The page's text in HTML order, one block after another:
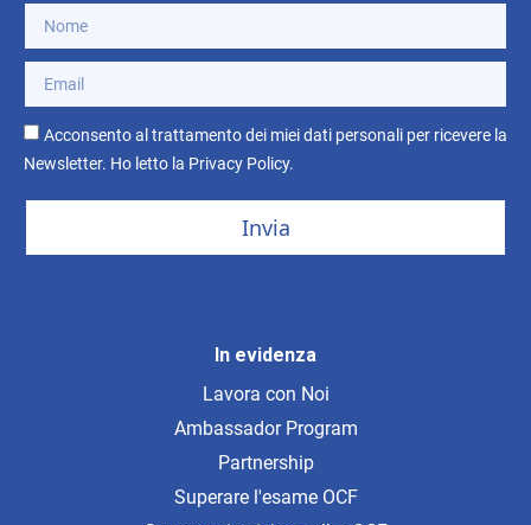
In evidenza
Lavora con Noi
Ambassador Program
Partnership
Superare l'esame OCF
Acconsento al trattamento dei miei dati personali per ricevere la
Newsletter. Ho letto la Privacy Policy.
Invia